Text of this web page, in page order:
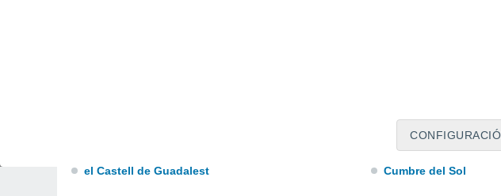
el Castell de Guadalest
Crevillent
Cumbre del Sol